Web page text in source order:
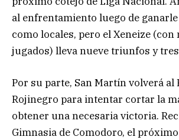
al enfrentamiento luego de
como locales, pero el Xeneize (con
jugados) lleva nueve triunfos y
Por su parte, San Martín volverá al
Rojinegro para intentar cortar la
obtener una necesaria victoria.
Gimnasia de Comodoro, el